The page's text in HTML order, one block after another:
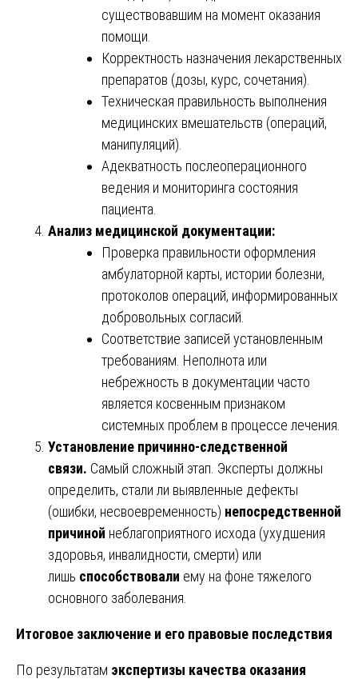
существовавшим на момент оказания
помощи.
Корректность назначения лекарственных
препаратов (дозы, курс, сочетания).
Техническая правильность выполнения
медицинских вмешательств (операций,
манипуляций).
Адекватность послеоперационного
ведения и мониторинга состояния
пациента.
Анализ медицинской документации:
Проверка правильности оформления
амбулаторной карты, истории болезни,
протоколов операций, информированных
добровольных согласий.
Соответствие записей установленным
требованиям. Неполнота или
небрежность в документации часто
является косвенным признаком
системных проблем в процессе лечения.
Установление причинно-следственной
связи. Самый сложный этап. Эксперты должны
определить, стали ли выявленные дефекты
(ошибки, несвоевременность) непосредственной
причиной неблагоприятного исхода (ухудшения
здоровья, инвалидности, смерти) или
лишь способствовали ему на фоне тяжелого
основного заболевания.
Итоговое заключение и его правовые последствия
По результатам экспертизы качества оказания